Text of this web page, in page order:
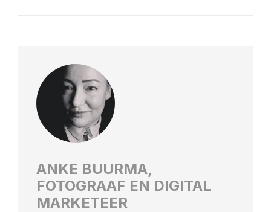
ANKE BUURMA,
FOTOGRAAF EN DIGITAL
MARKETEER